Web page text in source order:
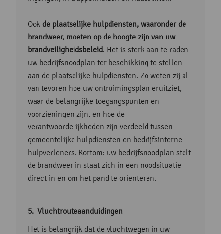
Ook de plaatselijke hulpdiensten, waaronder de
brandweer, moeten op de hoogte zijn van uw
brandveiligheidsbeleid. Het is sterk aan te raden
uw bedrijfsnoodplan ter beschikking te stellen
aan de plaatselijke hulpdiensten. Zo weten zij al
van tevoren hoe uw ontruimingsplan eruitziet,
waar de belangrijke toegangspunten en
voorzieningen zijn, en hoe de
verantwoordelijkheden zijn verdeeld tussen
gemeentelijke hulpdiensten en bedrijfsinterne
hulpverleners. Kortom: uw bedrijfsnoodplan stelt
de brandweer in staat zich in een noodsituatie
direct in en om het pand te oriënteren.
Vluchtrouteaanduidingen
Het is belangrijk dat de vluchtwegen in uw